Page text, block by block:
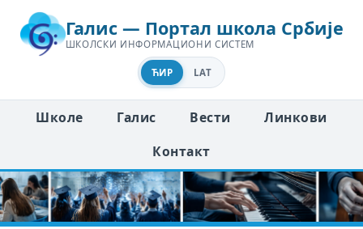
Галис — Портал школа Србије
ШКОЛСКИ ИНФОРМАЦИОНИ СИСТЕМ
ЋИР LAT
Школе Галис Вести
Линкови
Контакт